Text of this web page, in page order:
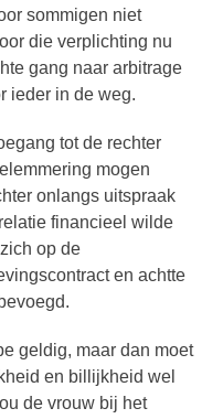
sommigen niet
die verplichting nu
gang naar arbitrage
ieder in de weg.
tot de rechter
mogen
onlangs uitspraak
financieel wilde
op de
en achtte
geldig, maar dan moet
en billijkheid wel
de vrouw bij het